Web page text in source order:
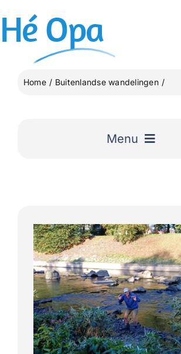
inhoud
Hé Opa
Home Buitenlandse wandelingen
Menu
Lange Afstand
Meerdaagse
Buitenlandse